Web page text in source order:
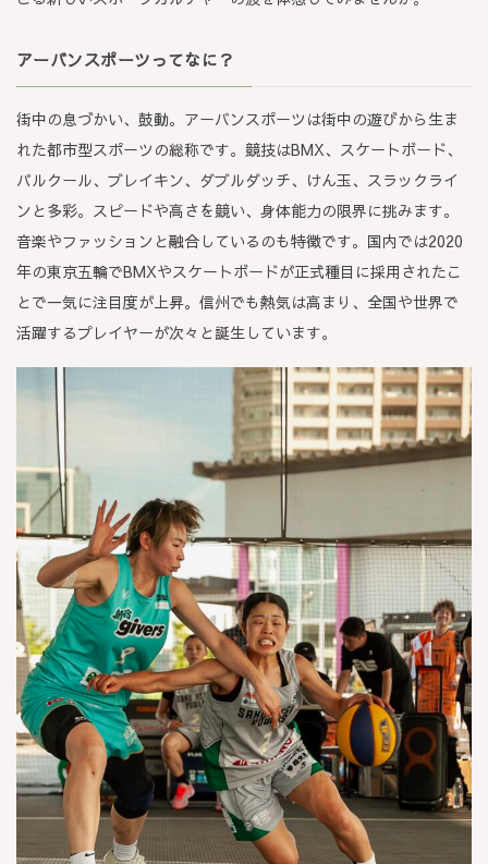
アーバンスポーツってなに？
街中の息づかい、鼓動。アーバンスポーツは街中の遊びから生ま
れた都市型スポーツの総称です。競技はBMX、スケートボード、
パルクール、ブレイキン、ダブルダッチ、けん玉、スラックライ
ン と多彩。スピードや高さを競い、身体能力の限界に挑みます。
音楽やファッションと融合しているのも特徴です。国内では2020
年の東京五輪でBMXやスケートボードが正式種目に採用されたこ
とで一気に注目度が上昇。信州でも熱気は高まり、全国や世界で
活躍するプレイヤーが次々と誕生しています。